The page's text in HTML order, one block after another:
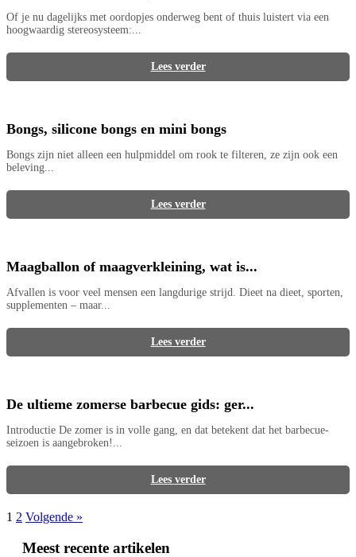
Of je nu dagelijks met oordopjes onderweg bent of thuis luistert via een
hoogwaardig stereosysteem:...
Lees verder
Bongs, silicone bongs en mini bongs
Bongs zijn niet alleen een hulpmiddel om rook te filteren, ze zijn ook een
beleving...
Lees verder
Maagballon of maagverkleining, wat is...
Afvallen is voor veel mensen een langdurige strijd. Dieet na dieet, sporten,
supplementen – maar...
Lees verder
De ultieme zomerse barbecue gids: ger...
Introductie De zomer is in volle gang, en dat betekent dat het barbecue-
seizoen is aangebroken!...
Lees verder
1 2 Volgende »
Meest recente artikelen